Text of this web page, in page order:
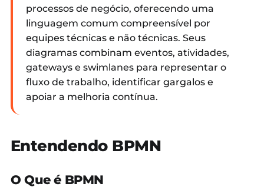
processos de negócio, oferecendo uma
linguagem comum compreensível por
equipes técnicas e não técnicas. Seus
diagramas combinam eventos, atividades,
gateways e swimlanes para representar o
fluxo de trabalho, identificar gargalos e
apoiar a melhoria contínua.
Entendendo BPMN
O Que é BPMN